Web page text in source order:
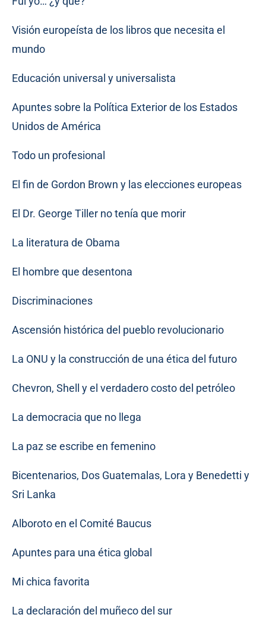
Visión europeísta de los libros que necesita el
mundo
Educación universal y universalista
Apuntes sobre la Política Exterior de los Estados
Unidos de América
Todo un profesional
El fin de Gordon Brown y las elecciones europeas
El Dr. George Tiller no tenía que morir
La literatura de Obama
El hombre que desentona
Discriminaciones
Ascensión histórica del pueblo revolucionario
La ONU y la construcción de una ética del futuro
Chevron, Shell y el verdadero costo del petróleo
La democracia que no llega
La paz se escribe en femenino
Bicentenarios, Dos Guatemalas, Lora y Benedetti y
Sri Lanka
Alboroto en el Comité Baucus
Apuntes para una ética global
Mi chica favorita
La declaración del muñeco del sur